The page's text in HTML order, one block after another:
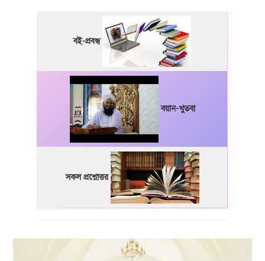
বই-প্রবন্ধ
বয়ান-খুতবা
সকল প্রশ্নোত্তর